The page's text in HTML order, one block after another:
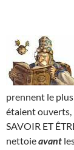
prennent le
étaient ouverts,
SAVOIR ET
nettoieavant